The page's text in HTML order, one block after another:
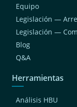
Equipo
Legislación —
Legislación —
Blog
Q&A
Herramientas
Análisis HBU